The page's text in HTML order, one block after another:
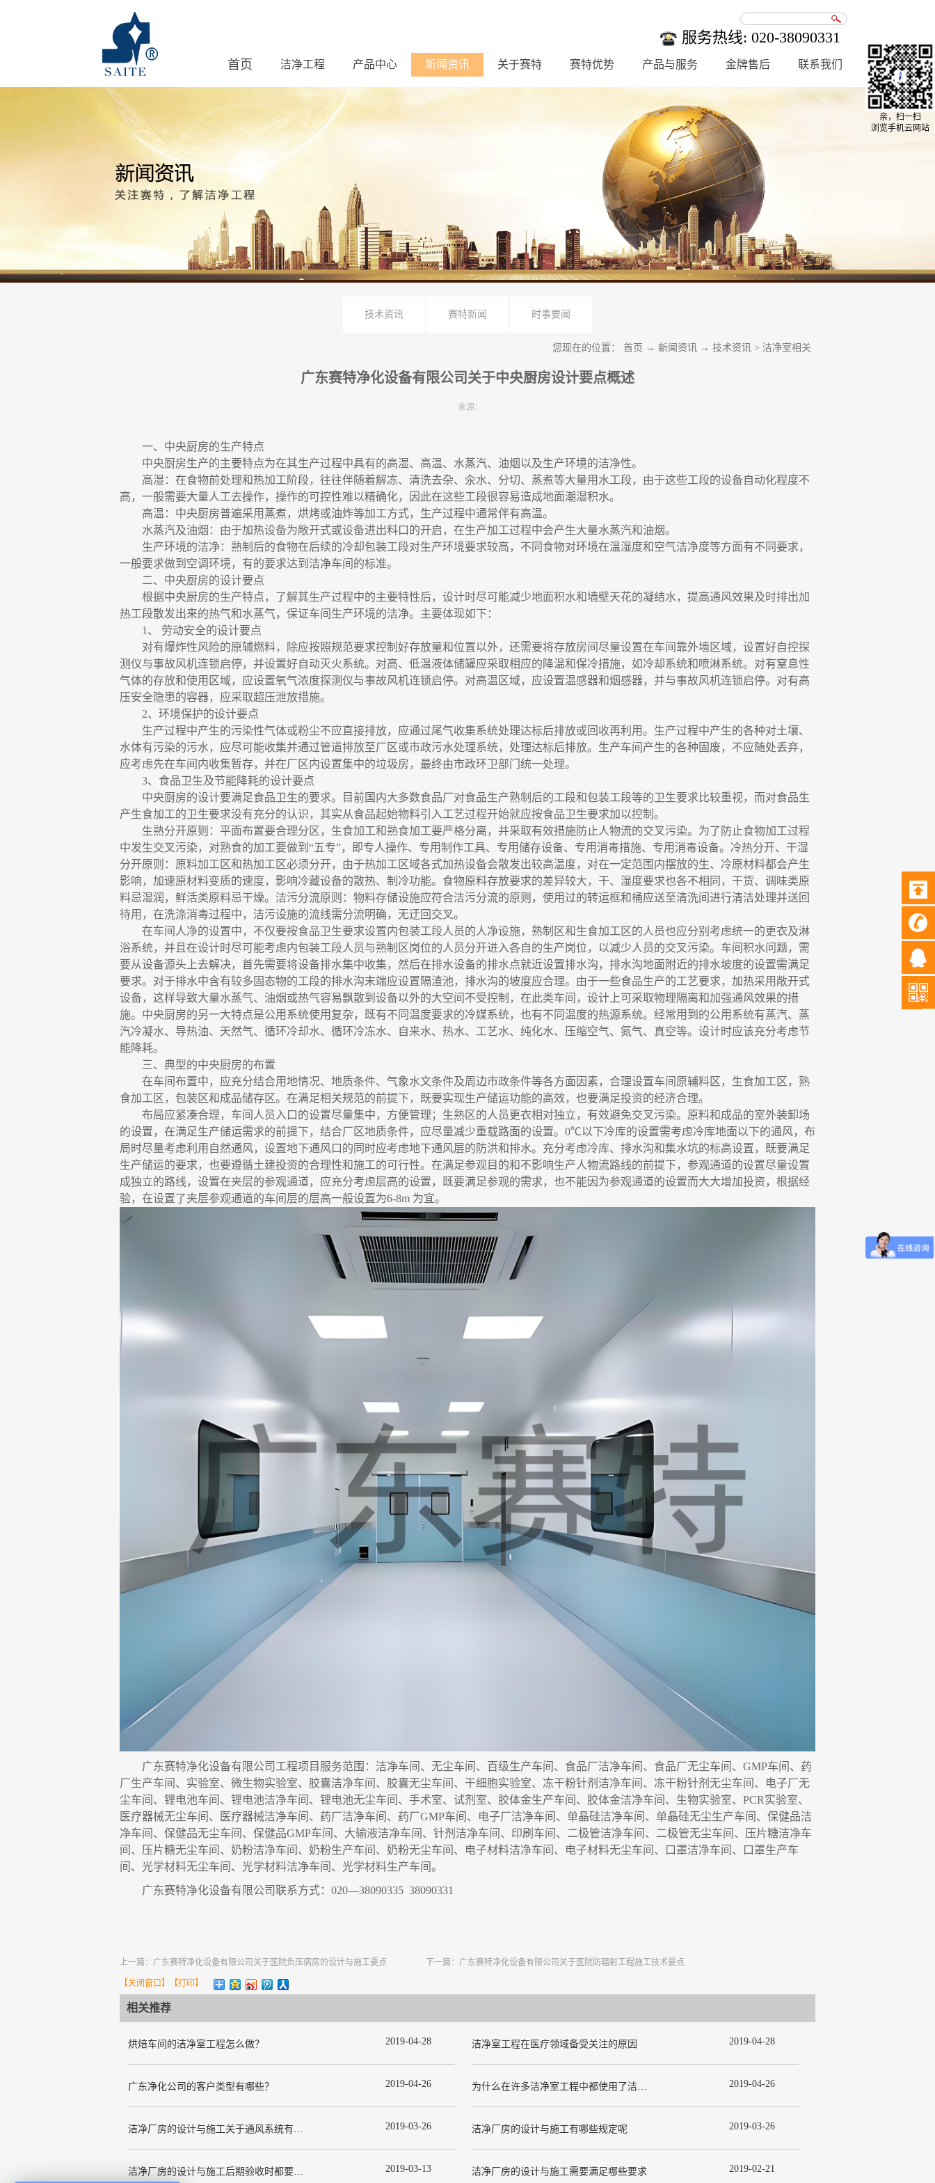
服务热线: 020-38090331
首页 洁净工程 产品中心 新闻资讯 关于赛特 赛特优势 产品与服务 金牌售后 联系我们
技术资讯 赛特新闻 时事要闻
您现在的位置： 首页 → 新闻资讯 → 技术资讯 > 洁净室相关
广东赛特净化设备有限公司关于中央厨房设计要点概述
来源：
一、中央厨房的生产特点
中央厨房生产的主要特点为在其生产过程中具有的高湿、高温、水蒸汽、油烟以及生产环境的洁净性。
高湿：在食物前处理和热加工阶段，往往伴随着解冻、清洗去杂、汆水、分切、蒸煮等大量用水工段，由于这些工段的设备自动化程度不
高，一般需要大量人工去操作，操作的可控性难以精确化，因此在这些工段很容易造成地面潮湿积水。
高温：中央厨房普遍采用蒸煮，烘烤或油炸等加工方式，生产过程中通常伴有高温。
水蒸汽及油烟：由于加热设备为敞开式或设备进出料口的开启，在生产加工过程中会产生大量水蒸汽和油烟。
生产环境的洁净：熟制后的食物在后续的冷却包装工段对生产环境要求较高，不同食物对环境在温湿度和空气洁净度等方面有不同要求，
一般要求做到空调环境，有的要求达到洁净车间的标准。
二、中央厨房的设计要点
根据中央厨房的生产特点，了解其生产过程中的主要特性后，设计时尽可能减少地面积水和墙壁天花的凝结水，提高通风效果及时排出加
热工段散发出来的热气和水蒸气，保证车间生产环境的洁净。主要体现如下：
1、 劳动安全的设计要点
对有爆炸性风险的原辅燃料，除应按照规范要求控制好存放量和位置以外，还需要将存放房间尽量设置在车间靠外墙区域，设置好自控探
测仪与事故风机连锁启停，并设置好自动灭火系统。对高、低温液体储罐应采取相应的降温和保冷措施，如冷却系统和喷淋系统。对有窒息性
气体的存放和使用区域，应设置氧气浓度探测仪与事故风机连锁启停。对高温区域，应设置温感器和烟感器，并与事故风机连锁启停。对有高
压安全隐患的容器，应采取超压泄放措施。
2、环境保护的设计要点
生产过程中产生的污染性气体或粉尘不应直接排放，应通过尾气收集系统处理达标后排放或回收再利用。生产过程中产生的各种对土壤、
水体有污染的污水，应尽可能收集并通过管道排放至厂区或市政污水处理系统，处理达标后排放。生产车间产生的各种固废，不应随处丢弃，
应考虑先在车间内收集暂存，并在厂区内设置集中的垃圾房，最终由市政环卫部门统一处理。
3、食品卫生及节能降耗的设计要点
中央厨房的设计要满足食品卫生的要求。目前国内大多数食品厂对食品生产熟制后的工段和包装工段等的卫生要求比较重视，而对食品生
产生食加工的卫生要求没有充分的认识，其实从食品起始物料引入工艺过程开始就应按食品卫生要求加以控制。
生熟分开原则：平面布置要合理分区，生食加工和熟食加工要严格分离，并采取有效措施防止人物流的交叉污染。为了防止食物加工过程
中发生交叉污染，对熟食的加工要做到 “五专”，即专人操作、专用制作工具、专用储存设备、专用消毒措施、专用消毒设备。冷热分开、干湿
分开原则：原料加工区和热加工区必须分开，由于热加工区域各式加热设备会散发出较高温度，对在一定范围内摆放的生、冷原材料都会产生
影响，加速原材料变质的速度，影响冷藏设备的散热、制冷功能。食物原料存放要求的差异较大，干、湿度要求也各不相同，干货、调味类原
料忌湿润，鲜活类原料忌干燥。洁污分流原则：物料存储设施应符合洁污分流的原则，使用过的转运框和桶应送至清洗间进行清洁处理并送回
待用，在洗涤消毒过程中，洁污设施的流线需分流明确，无迂回交叉。
在车间人净的设置中，不仅要按食品卫生要求设置内包装工段人员的人净设施，熟制区和生食加工区的人员也应分别考虑统一的更衣及淋
浴系统，并且在设计时尽可能考虑内包装工段人员与熟制区岗位的人员分开进入各自的生产岗位，以减少人员的交叉污染。车间积水问题，需
要从设备源头上去解决，首先需要将设备排水集中收集，然后在排水设备的排水点就近设置排水沟，排水沟地面附近的排水坡度的设置需满足
要求。对于排水中含有较多固态物的工段的排水沟末端应设置隔渣池，排水沟的坡度应合理。由于一些食品生产的工艺要求，加热采用敞开式
设备，这样导致大量水蒸气、油烟或热气容易飘散到设备以外的大空间不受控制，在此类车间，设计上可采取物理隔离和加强通风效果的措
施。中央厨房的另一大特点是公用系统使用复杂，既有不同温度要求的冷媒系统，也有不同温度的热源系统。经常用到的公用系统有蒸汽、蒸
汽冷凝水、导热油、天然气、循环冷却水、循环冷冻水、自来水、热水、工艺水、纯化水、压缩空气、氮气、真空等。设计时应该充分考虑节
能降耗。
三、典型的中央厨房的布置
在车间布置中，应充分结合用地情况、地质条件、气象水文条件及周边市政条件等各方面因素，合理设置车间原辅料区，生食加工区，熟
食加工区，包装区和成品储存区。在满足相关规范的前提下，既要实现生产储运功能的高效，也要满足投资的经济合理。
布局应紧凑合理，车间人员入口的设置尽量集中，方便管理；生熟区的人员更衣相对独立，有效避免交叉污染。原料和成品的室外装卸场
的设置，在满足生产储运需求的前提下，结合厂区地质条件，应尽量减少重载路面的设置。 0℃以下冷库的设置需考虑冷库地面以下的通风，布
局时尽量考虑利用自然通风，设置地下通风口的同时应考虑地下通风层的防洪和排水。充分考虑冷库、排水沟和集水坑的标高设置，既要满足
生产储运的要求，也要遵循土建投资的合理性和施工的可行性。在满足参观目的和不影响生产人物流路线的前提下，参观通道的设置尽量设置
成独立的路线，设置在夹层的参观通道，应充分考虑层高的设置，既要满足参观的需求，也不能因为参观通道的设置而大大增加投资，根据经
验，在设置了夹层参观通道的车间层的层高一般设置为6-8m 为宜。
广东赛特净化设备有限公司 工程项目服务范围 ：洁净车间、无尘车间、百级生产车间、食品厂洁净车间、食品厂无尘车间、 GMP车间、药
厂生产车间、实验室、微生物实验室、 胶囊洁净车间、胶囊无尘车间 、干细胞实验室、 冻干粉针剂洁净车间 、 冻干粉针剂无尘车间 、
电子厂无
尘车间、锂电池车间、锂电池洁净车间、锂电池无尘车间、手术室、试剂室、胶体金生产车间、胶体金洁净车间、生物实验室、 PCR实验室、
医疗器械无尘车间、医疗器械洁净车间、药厂洁净车间、药厂GMP车间、电子厂洁净车间、单晶硅洁净车间、单晶硅无尘生产车间 、保健品洁
净车间、保健品无尘车间、保健品GMP车间、大输液洁净车间、针剂洁净车间、印刷车间、二极管洁净车间、二极管无尘车间、压片糖洁净车
间、压片糖无尘车间、奶粉洁净车间、奶粉生产车间、奶粉无尘车间、电子材料洁净车间、电子材料无尘车间、口罩洁净车间、口罩生产车
间、光学材料无尘车间、光学材料洁净车间、光学材料生产车间 。
广东赛特净化设备有限公司联系方式： 020—38090335 38090331
上一篇： 广东赛特净化设备有限公司关于医院负压病房的设计与施工要点 下一篇： 广东赛特净化设备有限公司关于医院防辐射工程施工技术要点
【关闭窗口】【打印】
相关推荐
烘焙车间的洁净室工程怎么做？ 2019-04-28 洁净室工程在医疗领域备受关注的原因 2019-04-28
广东净化公司的客户类型有哪些？ 2019-04-26 为什么在许多洁净室工程中都使用了洁净板材？ 2019-04-26
洁净厂房的设计与施工关于通风系统有哪些要求 2019-03-26 洁净厂房的设计与施工有哪些规定呢 2019-03-26
洁净厂房的设计与施工后期验收时都要关注哪几项呢 2019-03-13 洁净厂房的设计与施工需要满足哪些要求 2019-02-21
亲，扫一扫
浏览手机云网站